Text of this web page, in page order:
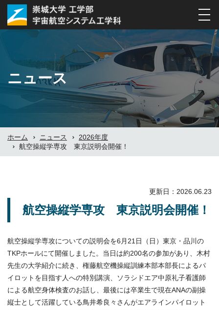
ナ
ビ
ゲ
ー
ョ
ン
の
切
替
ニュース
ホーム ニュース
2026年度
航空操縦学専攻 東京説明会開催！
更新日：2026.06.23
航空操縦学専攻 東京説明会開催！
航空操縦学専攻についての説明会を6月21日（日）東京・品川の
TKPホールにて開催しました。当日は約200名の参加があり、木村
先生の大学紹介に続き、権藤航空機操縦訓練本部本部長によるパ
イロットを目指す人への特別講演、ソラシドエア中原礼子看護師
による航空身体検査のお話し、最後には卒業生で現在ANAの副操
縦士として活躍している鳥井希良々さんがエアラインパイロット